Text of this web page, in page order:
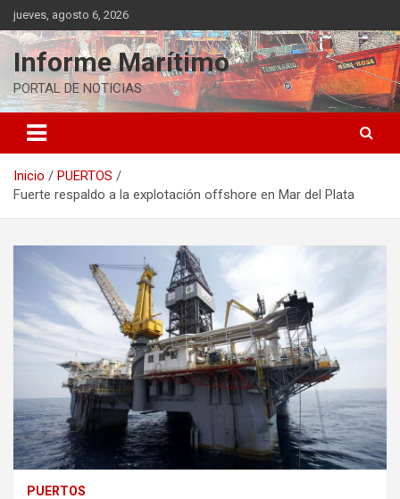
Saltar
al
contenido
jueves, agosto 6, 2026
Informe Marítimo
PORTAL DE NOTICIAS
Inicio
PUERTOS
Fuerte respaldo a la explotación offshore en Mar del Plata
PUERTOS